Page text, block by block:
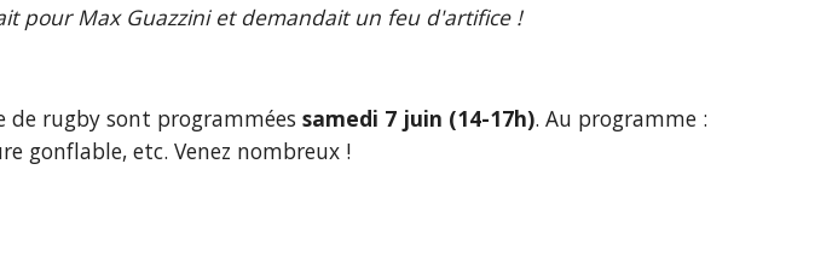
pour Max Guazzini et demandait un feu d'artifice !
de rugby sont programmées samedi 7 juin (14-17h). Au programme :
gonflable, etc. Venez nombreux !